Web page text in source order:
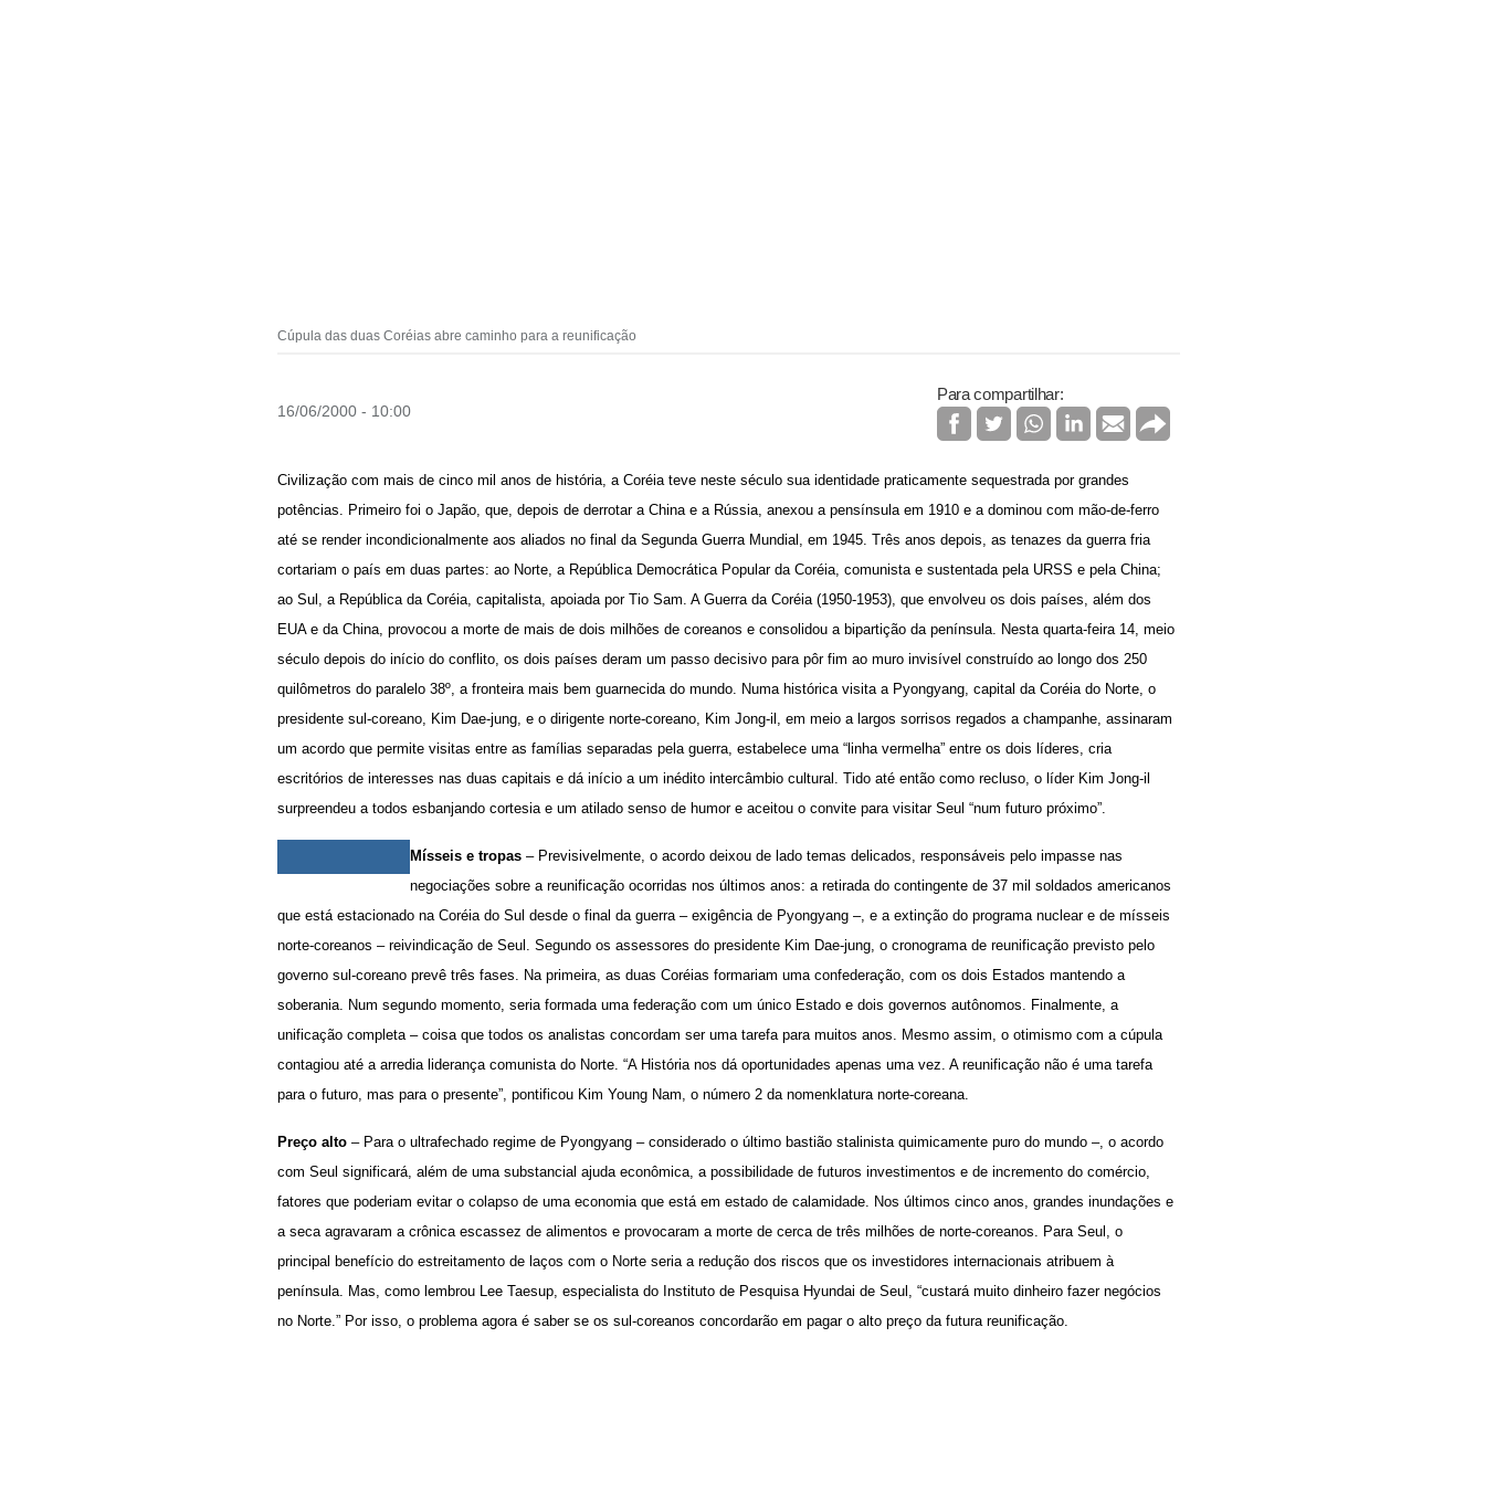
Cúpula das duas Coréias abre caminho para a reunificação
16/06/2000 - 10:00
Para compartilhar:
Civilização com mais de cinco mil anos de história, a Coréia teve neste século sua identidade praticamente sequestrada por grandes
potências. Primeiro foi o Japão, que, depois de derrotar a China e a Rússia, anexou a pensínsula em 1910 e a dominou com mão-de-ferro
até se render incondicionalmente aos aliados no final da Segunda Guerra Mundial, em 1945. Três anos depois, as tenazes da guerra fria
cortariam o país em duas partes: ao Norte, a República Democrática Popular da Coréia, comunista e sustentada pela URSS e pela China;
ao Sul, a República da Coréia, capitalista, apoiada por Tio Sam. A Guerra da Coréia (1950-1953), que envolveu os dois países, além dos
EUA e da China, provocou a morte de mais de dois milhões de coreanos e consolidou a bipartição da península. Nesta quarta-feira 14, meio
século depois do início do conflito, os dois países deram um passo decisivo para pôr fim ao muro invisível construído ao longo dos 250
quilômetros do paralelo 38º, a fronteira mais bem guarnecida do mundo. Numa histórica visita a Pyongyang, capital da Coréia do Norte, o
presidente sul-coreano, Kim Dae-jung, e o dirigente norte-coreano, Kim Jong-il, em meio a largos sorrisos regados a champanhe, assinaram
um acordo que permite visitas entre as famílias separadas pela guerra, estabelece uma “linha vermelha” entre os dois líderes, cria
escritórios de interesses nas duas capitais e dá início a um inédito intercâmbio cultural. Tido até então como recluso, o líder Kim Jong-il
surpreendeu a todos esbanjando cortesia e um atilado senso de humor e aceitou o convite para visitar Seul “num futuro próximo”.
Mísseis e tropas – Previsivelmente, o acordo deixou de lado temas delicados, responsáveis pelo impasse nas
negociações sobre a reunificação ocorridas nos últimos anos: a retirada do contingente de 37 mil soldados americanos
que está estacionado na Coréia do Sul desde o final da guerra – exigência de Pyongyang –, e a extinção do programa nuclear e de mísseis
norte-coreanos – reivindicação de Seul. Segundo os assessores do presidente Kim Dae-jung, o cronograma de reunificação previsto pelo
governo sul-coreano prevê três fases. Na primeira, as duas Coréias formariam uma confederação, com os dois Estados mantendo a
soberania. Num segundo momento, seria formada uma federação com um único Estado e dois governos autônomos. Finalmente, a
unificação completa – coisa que todos os analistas concordam ser uma tarefa para muitos anos. Mesmo assim, o otimismo com a cúpula
contagiou até a arredia liderança comunista do Norte. “A História nos dá oportunidades apenas uma vez. A reunificação não é uma tarefa
para o futuro, mas para o presente”, pontificou Kim Young Nam, o número 2 da nomenklatura norte-coreana.
Preço alto – Para o ultrafechado regime de Pyongyang – considerado o último bastião stalinista quimicamente puro do mundo –, o acordo
com Seul significará, além de uma substancial ajuda econômica, a possibilidade de futuros investimentos e de incremento do comércio,
fatores que poderiam evitar o colapso de uma economia que está em estado de calamidade. Nos últimos cinco anos, grandes inundações e
a seca agravaram a crônica escassez de alimentos e provocaram a morte de cerca de três milhões de norte-coreanos. Para Seul, o
principal benefício do estreitamento de laços com o Norte seria a redução dos riscos que os investidores internacionais atribuem à
península. Mas, como lembrou Lee Taesup, especialista do Instituto de Pesquisa Hyundai de Seul, “custará muito dinheiro fazer negócios
no Norte.” Por isso, o problema agora é saber se os sul-coreanos concordarão em pagar o alto preço da futura reunificação.